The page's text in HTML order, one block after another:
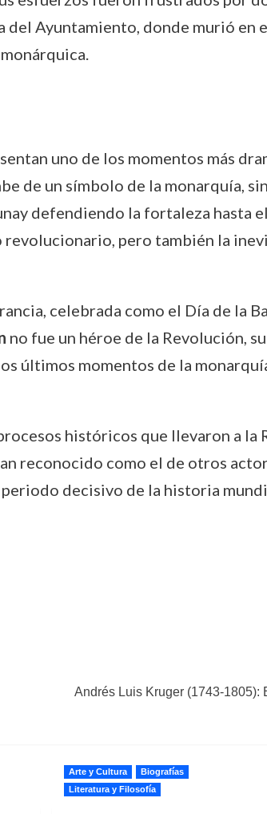
del Ayuntamiento, donde murió en
uno de los momentos más
de un símbolo de la monarquía,
defendiendo la fortaleza hasta
pero también la
celebrada como el Día de la
no fue un héroe de la Revolución,
últimos momentos de la
históricos que llevaron a la
reconocido como el de otros
decisivo de la historia
Andrés Luis Kruger (1743-1805):
Arte y Cultura
Biografías
Literatura y Filosofía